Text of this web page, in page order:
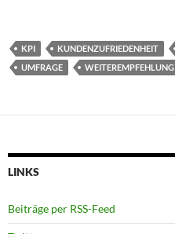
KPI KUNDENZUFRIEDENHEIT
UMFRAGE
WEITEREMPFEHLUNG
LINKS
Beiträge per RSS-Feed